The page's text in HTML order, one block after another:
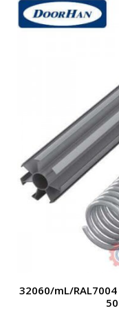
32060/mL/